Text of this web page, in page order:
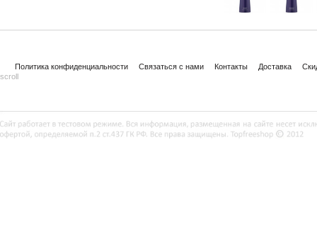
Политика конфиденциальности Связаться с нами Контакты Доставка
scroll